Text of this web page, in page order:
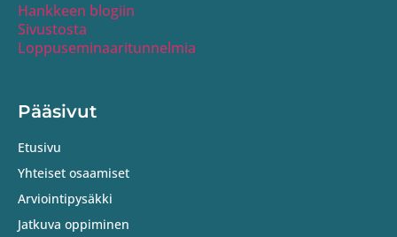
Hankkeen blogiin
Sivustosta
Loppuseminaaritunnelmia
Pääsivut
Etusivu
Yhteiset osaamiset
Arviointipysäkki
Jatkuva oppiminen